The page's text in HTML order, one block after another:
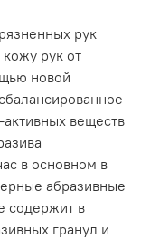
рук
рук от
новой
веществ
в основном в
абразивные
содержит в
гранул и